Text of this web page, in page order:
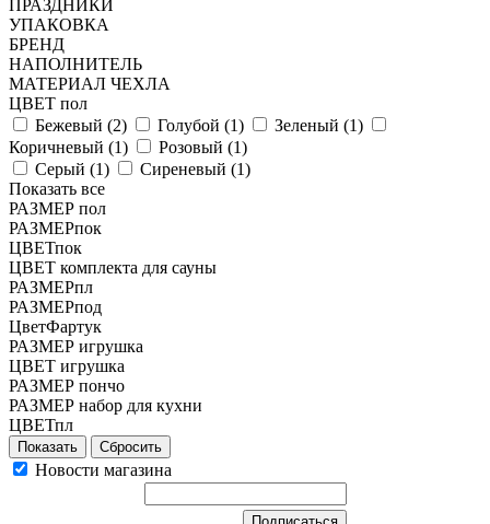
ПРАЗДНИКИ
УПАКОВКА
БРЕНД
НАПОЛНИТЕЛЬ
МАТЕРИАЛ ЧЕХЛА
ЦВЕТ пол
Бежевый (2) Голубой (1) Зеленый (1)
Коричневый (1) Розовый (1)
Серый (1) Сиреневый (1)
Показать все
РАЗМЕР пол
РАЗМЕРпок
ЦВЕТпок
ЦВЕТ комплекта для сауны
РАЗМЕРпл
РАЗМЕРпод
ЦветФартук
РАЗМЕР игрушка
ЦВЕТ игрушка
РАЗМЕР пончо
РАЗМЕР набор для кухни
ЦВЕТпл
Сбросить
Новости магазина